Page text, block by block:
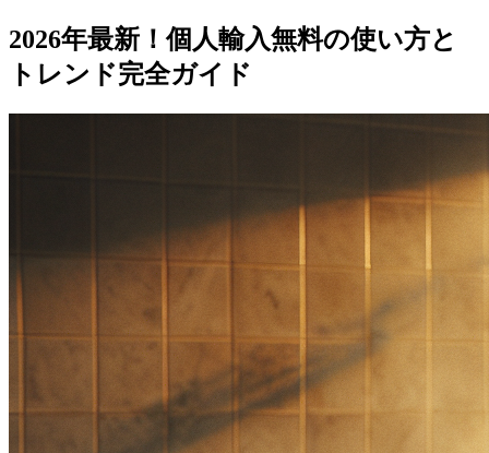
2026年最新！個人輸入無料の使い方と
トレンド完全ガイド